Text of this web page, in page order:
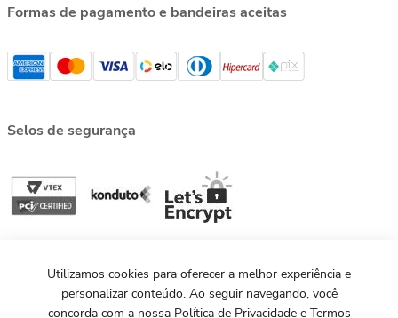
Formas de pagamento e bandeiras aceitas
Selos de segurança
Utilizamos cookies para oferecer a melhor experiência e
personalizar conteúdo. Ao seguir navegando, você
concorda com a nossa Política de Privacidade e Termos